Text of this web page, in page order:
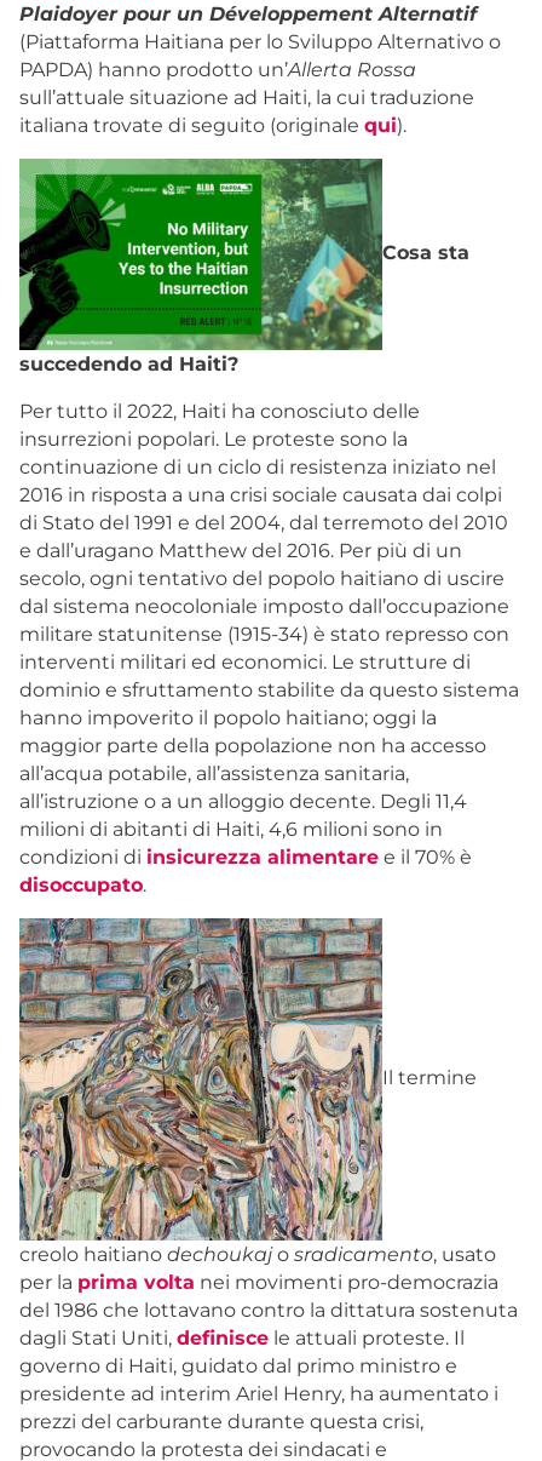
Plaidoyer pour un Développement Alternatif
(Piattaforma Haitiana per lo Sviluppo Alternativo o
PAPDA) hanno prodotto un’Allerta Rossa
sull’attuale situazione ad Haiti, la cui traduzione
italiana trovate di seguito (originale qui).
Cosa sta
succedendo ad Haiti?
Per tutto il 2022, Haiti ha conosciuto delle
insurrezioni popolari. Le proteste sono la
continuazione di un ciclo di resistenza iniziato nel
2016 in risposta a una crisi sociale causata dai colpi
di Stato del 1991 e del 2004, dal terremoto del 2010
e dall’uragano Matthew del 2016. Per più di un
secolo, ogni tentativo del popolo haitiano di uscire
dal sistema neocoloniale imposto dall’occupazione
militare statunitense (1915-34) è stato represso con
interventi militari ed economici. Le strutture di
dominio e sfruttamento stabilite da questo sistema
hanno impoverito il popolo haitiano; oggi la
maggior parte della popolazione non ha accesso
all’acqua potabile, all’assistenza sanitaria,
all’istruzione o a un alloggio decente. Degli 11,4
milioni di abitanti di Haiti, 4,6 milioni sono in
condizioni di insicurezza alimentare e il 70% è
disoccupato.
Il termine
creolo haitiano dechoukajo sradicamento, usato
per la prima volta nei movimenti pro-democrazia
del 1986 che lottavano contro la dittatura sostenuta
dagli Stati Uniti, definisce le attuali proteste. Il
governo di Haiti, guidato dal primo ministro e
presidente ad interim Ariel Henry, ha aumentato i
prezzi del carburante durante questa crisi,
provocando la protesta dei sindacati e